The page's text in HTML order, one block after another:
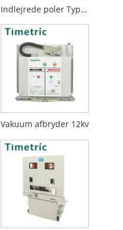
Indlejrede poler Type VCB
Vakuum afbryder 12kv